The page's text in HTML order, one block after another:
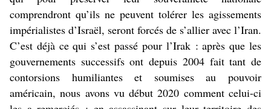
comprendront qu’ils ne peuvent tolérer les agissements
impérialistes d’Israël, seront forcés de s’allier avec l’Iran.
C’est déjà ce qui s’est passé pour l’Irak : après que les
gouvernements successifs ont depuis 2004 fait tant de
contorsions humiliantes et soumises au pouvoir
américain, nous avons vu début 2020 comment celui-ci